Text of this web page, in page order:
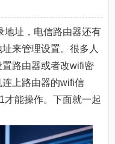
地址，电信路由器还有
来管理设置。很多人
路由器或者改wifi密
上路由器的wifi信
才能操作。下面就一起